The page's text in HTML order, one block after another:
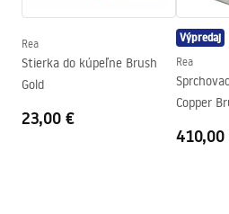
Systém Anti-Calc
Áno
Technológia povrchovej úpravy
prípojok
shower_set.pdf
Rea
Stierka do kúpeľne Brush
Gold
23,00 €
Výpredaj
Rea
Copper
410,00